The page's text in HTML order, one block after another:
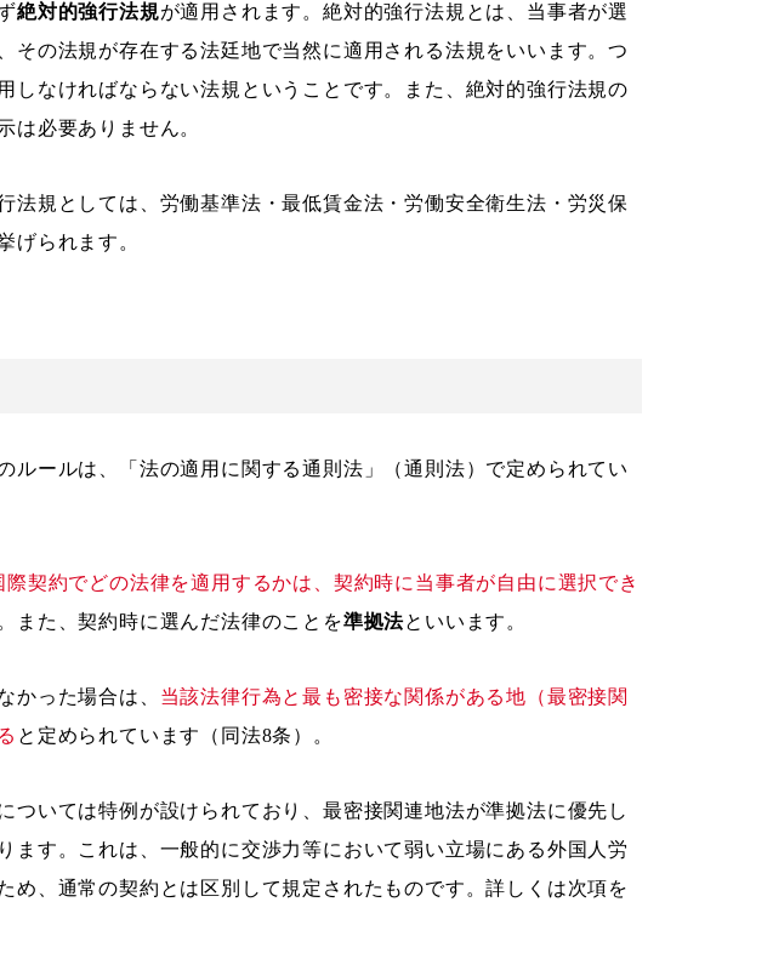
絶対的強行法規が適用されます。絶対的強行法規とは、当事者が選
その法規が存在する法廷地で当然に適用される法規をいいます。つ
しなければならない法規ということです。また、絶対的強行法規の
は必要ありません。
法規としては、労働基準法・最低賃金法・労働安全衛生法・労災保
げられます。
ルールは、「法の適用に関する通則法」（通則法）で定められてい
際契約でどの法律を適用するかは、契約時に当事者が自由に選択でき
また、契約時に選んだ法律のことを準拠法といいます。
かった場合は、 当該法律行為と最も密接な関係がある地（最密接関
と定められています（同法8条）。
ついては特例が設けられており、最密接関連地法が準拠法に優先し
ます。これは、一般的に交渉力等において弱い立場にある外国人労
め、通常の契約とは区別して規定されたものです。詳しくは次項を